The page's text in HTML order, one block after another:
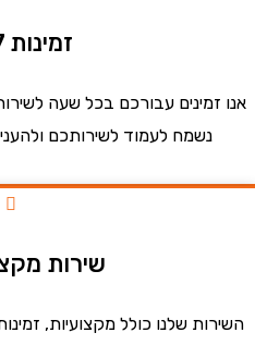
זמינות 24/7
עבורכם בכל שעה לשירות
נשמח לעמוד לשירותכם ולהעניק
שירות מקצועי
שלנו כולל מקצועיות, זמינות